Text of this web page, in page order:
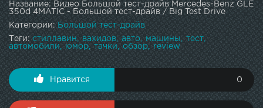
Название: Видео Большой тест-драйв Mercedes-Benz GLE
350d 4MATIC - Большой тест-драйв / Big Test Drive
Категории: Большой тест-драйв
Теги:стиллавин вахидов авто машины
тест
автомобили
юмор тачки обзор review
Нравится 0